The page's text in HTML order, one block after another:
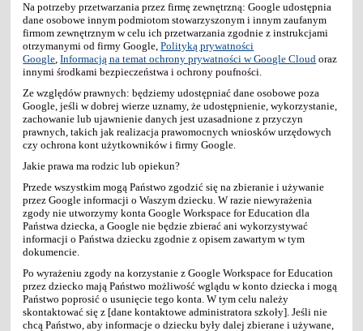
Na potrzeby przetwarzania przez firmę zewnętrzną: Google udostępnia
dane osobowe innym podmiotom stowarzyszonym i innym zaufanym
firmom zewnętrznym w celu ich przetwarzania zgodnie z instrukcjami
otrzymanymi od firmy Google,Polityką prywatności
Google,Informacją na temat ochrony prywatności w Google Cloud oraz
innymi środkami bezpieczeństwa i ochrony poufności.
Ze względów prawnych: będziemy udostępniać dane osobowe poza
Google, jeśli w dobrej wierze uznamy, że udostępnienie, wykorzystanie,
zachowanie lub ujawnienie danych jest uzasadnione z przyczyn
prawnych, takich jak realizacja prawomocnych wniosków urzędowych
czy ochrona kont użytkowników i firmy Google.
Jakie prawa ma rodzic lub opiekun?
Przede wszystkim mogą Państwo zgodzić się na zbieranie i używanie
przez Google informacji o Waszym dziecku. W razie niewyrażenia
zgody nie utworzymy konta Google Workspace for Education dla
Państwa dziecka, a Google nie będzie zbierać ani wykorzystywać
informacji o Państwa dziecku zgodnie z opisem zawartym w tym
dokumencie.
Po wyrażeniu zgody na korzystanie z Google Workspace for Education
przez dziecko mają Państwo możliwość wglądu w konto dziecka i mogą
Państwo poprosić o usunięcie tego konta. W tym celu należy
skontaktować się z [dane kontaktowe administratora szkoły]. Jeśli nie
chcą Państwo, aby informacje o dziecku były dalej zbierane i używane,